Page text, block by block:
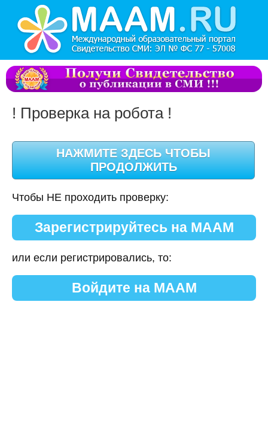
! Проверка на робота !
Чтобы НЕ проходить проверку:
Зарегистрируйтесь на МААМ
или если регистрировались, то:
Войдите на МААМ